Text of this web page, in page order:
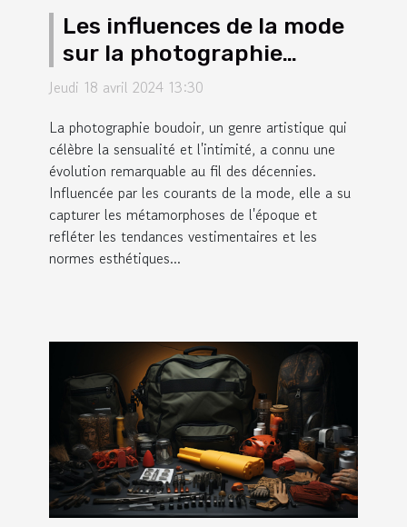
Les influences de la mode
sur la photographie
boudoir au fil des
Jeudi 18 avril 2024 13:30
La photographie boudoir, un genre artistique qui
célèbre la sensualité et l'intimité, a connu une
évolution remarquable au fil des décennies.
Influencée par les courants de la mode, elle a su
capturer les métamorphoses de l'époque et
refléter les tendances vestimentaires et les
normes esthétiques...